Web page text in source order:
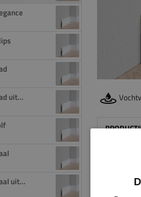
uit...
uit...
de
worden.
het